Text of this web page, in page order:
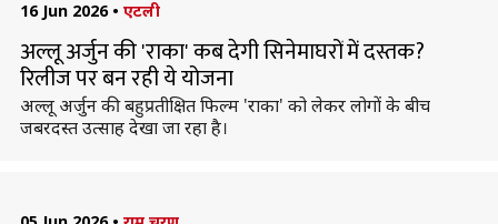
16 Jun 2026 • एटली
अल्लू अर्जुन की 'राका' कब देगी सिनेमाघरों में दस्तक?
रिलीज पर बन रही ये योजना
अल्लू अर्जुन की बहुप्रतीक्षित फिल्म 'राका' को लेकर लोगों के बीच
जबरदस्त उत्साह देखा जा रहा है।